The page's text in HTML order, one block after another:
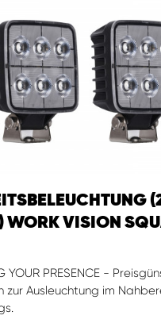
WORK VISION
YOUR PRESENCE -
zur Ausleuchtung im